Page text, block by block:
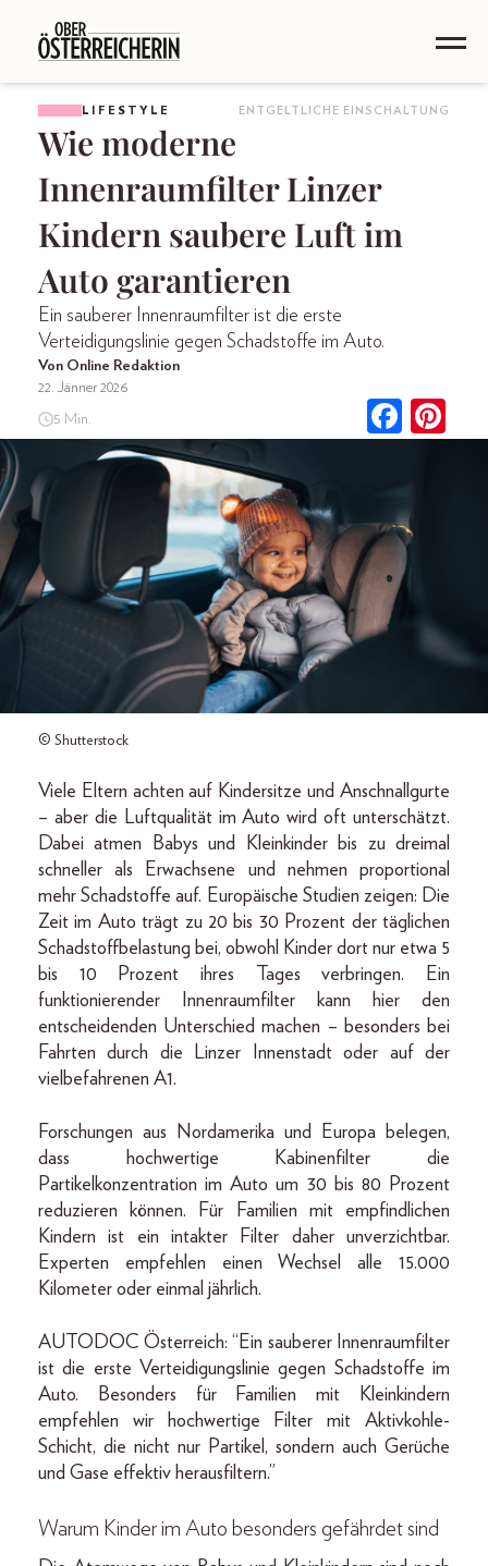
LIFESTYLE ENTGELTLICHE EINSCHALTUNG
Wie moderne
Innenraumfilter Linzer
Kindern saubere Luft im
Auto garantieren
Ein sauberer Innenraumfilter ist die erste
Verteidigungslinie gegen Schadstoffe im Auto.
Von Online Redaktion
22. Jänner 2026
5 Min.
© Shutterstock
Viele Eltern achten auf Kindersitze und Anschnallgurte
– aber die Luftqualität im Auto wird oft unterschätzt.
Dabei atmen Babys und Kleinkinder bis zu dreimal
schneller als Erwachsene und nehmen proportional
mehr Schadstoffe auf. Europäische Studien zeigen: Die
Zeit im Auto trägt zu 20 bis 30 Prozent der täglichen
Schadstoffbelastung bei, obwohl Kinder dort nur etwa 5
bis 10 Prozent ihres Tages verbringen. Ein
funktionierender Innenraumfilter kann hier den
entscheidenden Unterschied machen – besonders bei
Fahrten durch die Linzer Innenstadt oder auf der
vielbefahrenen A1.
Forschungen aus Nordamerika und Europa belegen,
dass hochwertige Kabinenfilter die
Partikelkonzentration im Auto um 30 bis 80 Prozent
reduzieren können. Für Familien mit empfindlichen
Kindern ist ein intakter Filter daher unverzichtbar.
Experten empfehlen einen Wechsel alle 15.000
Kilometer oder einmal jährlich.
AUTODOC Österreich: “Ein sauberer Innenraumfilter
ist die erste Verteidigungslinie gegen Schadstoffe im
Auto. Besonders für Familien mit Kleinkindern
empfehlen wir hochwertige Filter mit Aktivkohle-
Schicht, die nicht nur Partikel, sondern auch Gerüche
und Gase effektiv herausfiltern.”
Warum Kinder im Auto besonders gefährdet sind